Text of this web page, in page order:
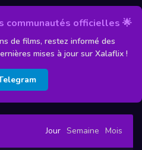
communautés officielles 🌟
de films, restez informé des
mises à jour sur Xalaflix !
Jour Semaine Mois